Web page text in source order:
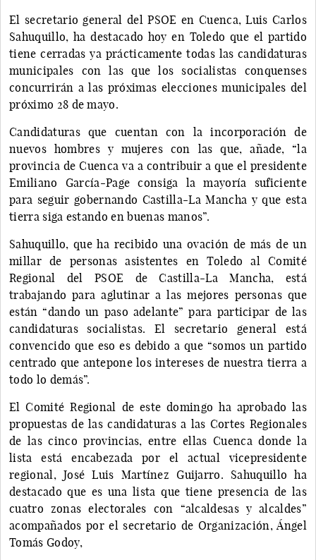
El secretario general del PSOE en Cuenca, Luis Carlos
Sahuquillo, ha destacado hoy en Toledo que el partido
tiene cerradas ya prácticamente todas las candidaturas
municipales con las que los socialistas conquenses
concurrirán a las próximas elecciones municipales del
próximo 28 de mayo.
Candidaturas que cuentan con la incorporación de
nuevos hombres y mujeres con las que, añade, “la
provincia de Cuenca va a contribuir a que el presidente
Emiliano García-Page consiga la mayoría suficiente
para seguir gobernando Castilla-La Mancha y que esta
tierra siga estando en buenas manos”.
Sahuquillo, que ha recibido una ovación de más de un
millar de personas asistentes en Toledo al Comité
Regional del PSOE de Castilla-La Mancha, está
trabajando para aglutinar a las mejores personas que
están “dando un paso adelante” para participar de las
candidaturas socialistas. El secretario general está
convencido que eso es debido a que “somos un partido
centrado que antepone los intereses de nuestra tierra a
todo lo demás”.
El Comité Regional de este domingo ha aprobado las
propuestas de las candidaturas a las Cortes Regionales
de las cinco provincias, entre ellas Cuenca donde la
lista está encabezada por el actual vicepresidente
regional, José Luis Martínez Guijarro. Sahuquillo ha
destacado que es una lista que tiene presencia de las
cuatro zonas electorales con “alcaldesas y alcaldes”
acompañados por el secretario de Organización, Ángel
Tomás Godoy,